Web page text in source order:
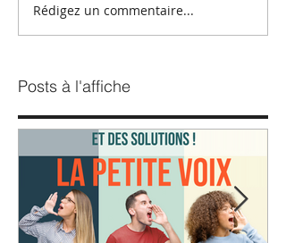
Rédigez un commentaire...
Posts à l'affiche